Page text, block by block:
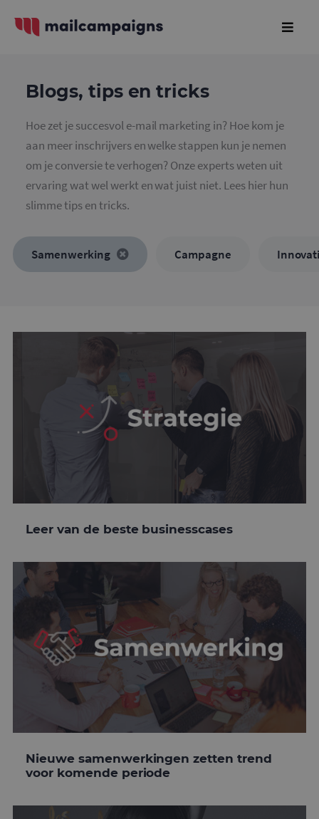
Blogs, tips en tricks
Hoe zet je succesvol e-mail marketing in? Hoe kom je
aan meer inschrijvers en welke stappen kun je nemen
om je conversie te verhogen? Onze experts weten uit
ervaring wat wel werkt en wat juist niet. Lees hier hun
slimme tips en tricks.
Samenwerking Campagne
Leer van de beste businesscases
Nieuwe samenwerkingen zetten trend
voor komende periode